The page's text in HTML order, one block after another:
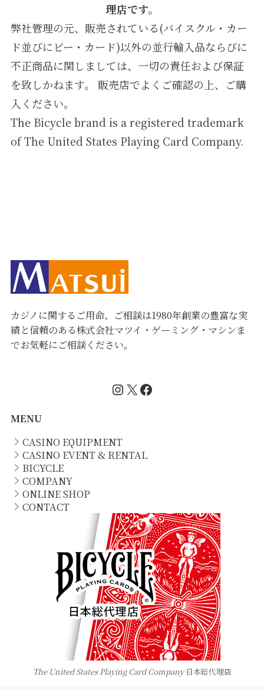
理店です。
弊社管理の元、販売されている(バイスクル・カー
ド並びにビー・カード)以外の並行輸入品ならびに
不正商品に関しましては、一切の責任および保証
を致しかねます。 販売店でよくご確認の上、ご購
入ください。
The Bicycle brand is a registered trademark
of The United States Playing Card Company.
カジノに関するご用命、ご相談は1980年創業の豊富な実
績と信頼のある株式会社マツイ・ゲーミング・マシンま
でお気軽にご相談ください。
InstagramX Facebook
MENU
CASINO EQUIPMENT
CASINO EVENT & RENTAL
BICYCLE
COMPANY
ONLINE SHOP
CONTACT
The United States Playing Card Company日本総代理店